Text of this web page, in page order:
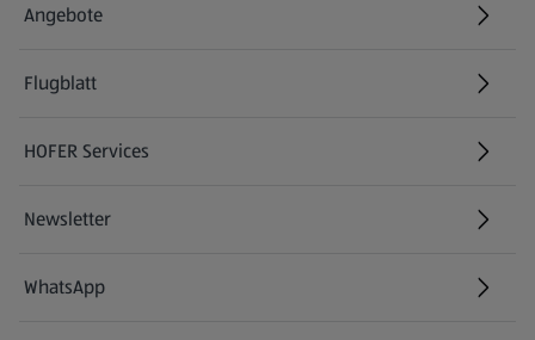
Angebote
Flugblatt
HOFER Services
Newsletter
WhatsApp